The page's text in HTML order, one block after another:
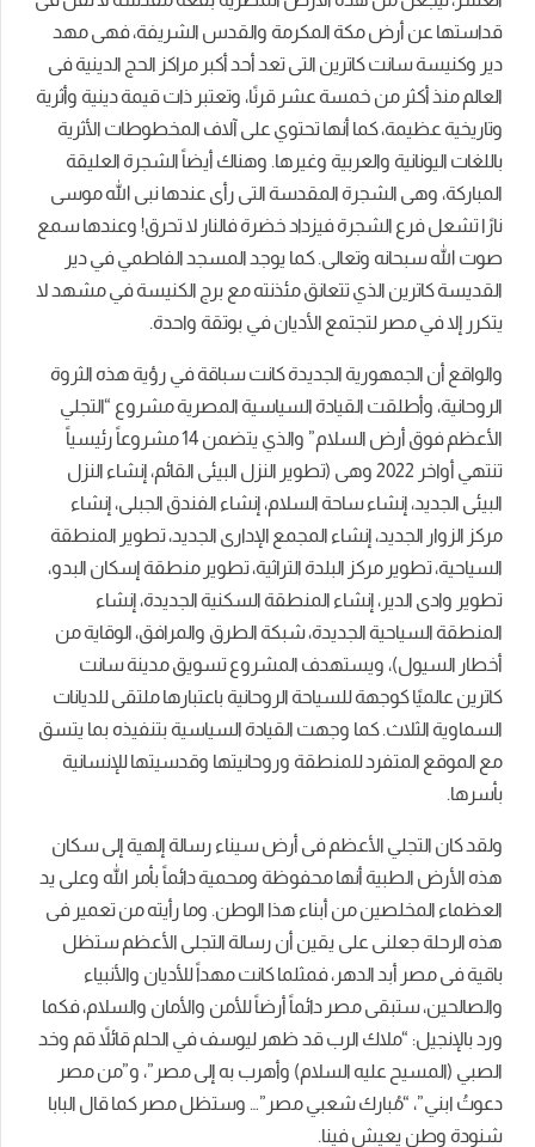
قداستها عن أرض مكة المكرمة والقدس الشريفة، فهى مهد
دير وكنيسة سانت كاترين التى تعد أحد أكبر مراكز الحج الدينية فى
العالم منذ أكثر من خمسة عشر قرنًا، وتعتبر ذات قيمة دينية وأثرية
وتاريخية عظيمة، كما أنها تحتوي على آلاف المخطوطات الأثرية
باللغات اليونانية والعربية وغيرها. وهناك أيضاً الشجرة العليقة
المباركة، وهى الشجرة المقدسة التى رأى عندها نبى الله موسى
نارًا تشعل فرع الشجرة فيزداد خضرة فالنار لا تحرق! وعندها سمع
صوت الله سبحانه وتعالى. كما يوجد المسجد الفاطمي في دير
القديسة كاترين الذي تتعانق مئذنته مع برج الكنيسة في مشهد لا
يتكرر إلا في مصر لتجتمع الأديان في بوتقة واحدة.
والواقع أن الجمهورية الجديدة كانت سباقة في رؤية هذه الثروة
الروحانية، وأطلقت القيادة السياسية المصرية مشروع “التجلي
الأعظم فوق أرض السلام” والذي يتضمن 14 مشروعاً رئيسياً
تنتهي أواخر 2022 وهى (تطوير النزل البيئى القائم، إنشاء النزل
البيئى الجديد، إنشاء ساحة السلام، إنشاء الفندق الجبلى، إنشاء
مركز الزوار الجديد، إنشاء المجمع الإدارى الجديد، تطوير المنطقة
السياحية، تطوير مركز البلدة التراثية، تطوير منطقة إسكان البدو،
تطوير وادى الدير، إنشاء المنطقة السكنية الجديدة، إنشاء
المنطقة السياحية الجديدة، شبكة الطرق والمرافق، الوقاية من
أخطار السيول)، ويستهدف المشروع تسويق مدينة سانت
كاترين عالميًا كوجهة للسياحة الروحانية باعتبارها ملتقى للديانات
السماوية الثلاث. كما وجهت القيادة السياسية بتنفيذه بما يتسق
مع الموقع المتفرد للمنطقة وروحانيتها وقدسيتها للإنسانية
بأسرها.
ولقد كان التجلي الأعظم فى أرض سيناء رسالة إلهية إلى سكان
هذه الأرض الطبية أنها محفوظة ومحمية دائماً بأمر الله وعلى يد
العظماء المخلصين من أبناء هذا الوطن. وما رأيته من تعمير فى
هذه الرحلة جعلنى على يقين أن رسالة التجلى الأعظم ستظل
باقية فى مصر أبد الدهر، فمثلما كانت مهداً للأديان والأنبياء
والصالحين، ستبقى مصر دائماً أرضاً للأمن والأمان والسلام، فكما
ورد بالإنجيل: “ملاك الرب قد ظهر ليوسف في الحلم قائلاً قم وخد
الصبي (المسيح عليه السلام) وأهرب به إلى مصر”، و”من مصر
دعوتُ ابني”، “مُبارك شعبي مصر”… وستظل مصر كما قال البابا
شنودة وطن يعيش فينا.